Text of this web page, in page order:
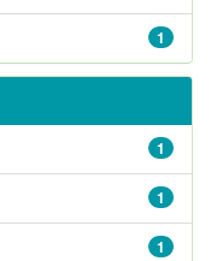
1
1
1
1